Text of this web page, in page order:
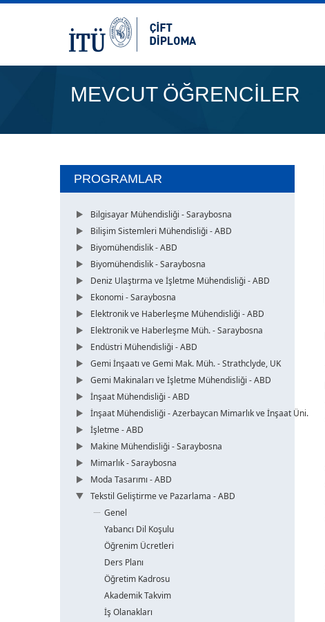
MEVCUT ÖĞRENCİLER
PROGRAMLAR
Bilgisayar Mühendisliği - Saraybosna
Bilişim Sistemleri Mühendisliği - ABD
Biyomühendislik - ABD
Biyomühendislik - Saraybosna
Deniz Ulaştırma ve İşletme Mühendisliği - ABD
Ekonomi - Saraybosna
Elektronik ve Haberleşme Mühendisliği - ABD
Elektronik ve Haberleşme Müh. - Saraybosna
Endüstri Mühendisliği - ABD
Gemi İnşaatı ve Gemi Mak. Müh. - Strathclyde, UK
Gemi Makinaları ve İşletme Mühendisliği - ABD
İnşaat Mühendisliği - ABD
İnşaat Mühendisliği - Azerbaycan Mimarlık ve İnşaat Üni.
İşletme - ABD
Makine Mühendisliği - Saraybosna
Mimarlık - Saraybosna
Moda Tasarımı - ABD
Tekstil Geliştirme ve Pazarlama - ABD
Genel
Yabancı Dil Koşulu
Öğrenim Ücretleri
Ders Planı
Öğretim Kadrosu
Akademik Takvim
İş Olanakları